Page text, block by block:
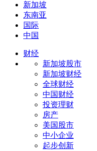
新加坡
东南亚
国际
中国
财经
新加坡股市
新加坡财经
全球财经
中国财经
投资理财
房产
美国股市
中小企业
起步创新